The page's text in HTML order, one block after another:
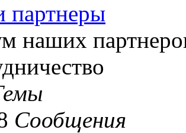
наших
Сообщения